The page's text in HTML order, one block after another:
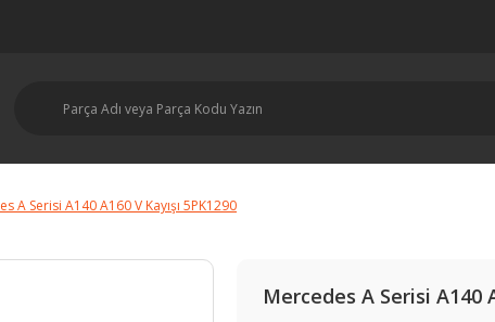
A Serisi A140 A160 V Kayışı 5PK1290
Mercedes A Serisi A140